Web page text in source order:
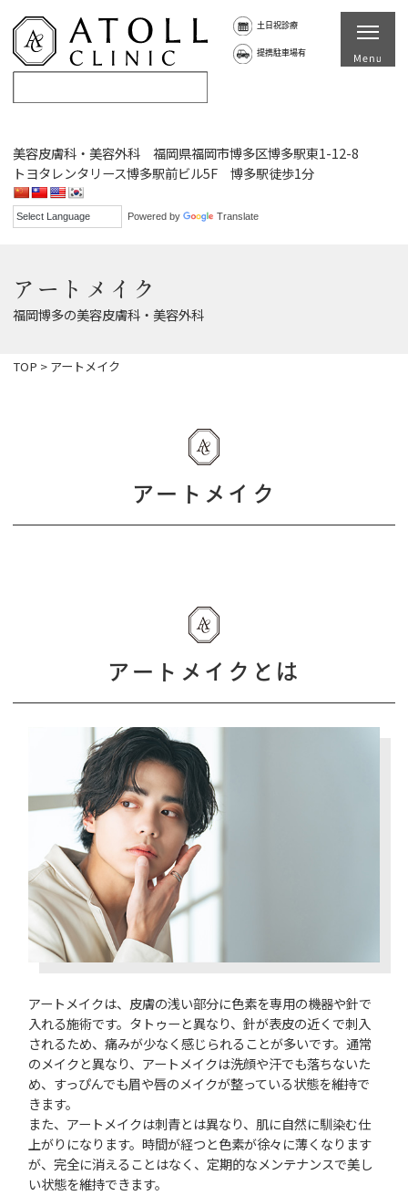
Powered by Translate
土日祝診療
提携駐車場有
美容皮膚科・美容外科 福岡県福岡市博多区博多駅東1-12-8
トヨタレンタリース博多駅前ビル5F 博多駅徒歩1分
アートメイク
福岡博多の美容皮膚科・美容外科
TOP > アートメイク
アートメイク
アートメイクとは
アートメイクは、皮膚の浅い部分に色素を専用の機器や針で
入れる施術です。タトゥーと異なり、針が表皮の近くで刺入
されるため、痛みが少なく感じられることが多いです。通常
のメイクと異なり、アートメイクは洗顔や汗でも落ちないた
め、すっぴんでも眉や唇のメイクが整っている状態を維持で
きます。
また、アートメイクは刺青とは異なり、肌に自然に馴染む仕
上がりになります。時間が経つと色素が徐々に薄くなります
が、完全に消えることはなく、定期的なメンテナンスで美し
い状態を維持できます。